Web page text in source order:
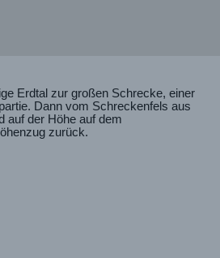
Erdtal zur großen Schrecke, einer
Dann vom Schreckenfels aus
auf der Höhe auf dem
zurück.